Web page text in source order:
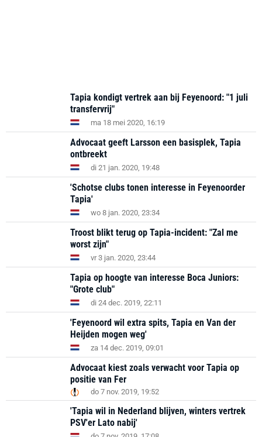
Tapia kondigt vertrek aan bij Feyenoord: "1 juli
transfervrij"
ma 18 mei 2020, 16:19
Advocaat geeft Larsson een basisplek, Tapia
ontbreekt
di 21 jan. 2020, 19:48
'Schotse clubs tonen interesse in Feyenoorder
Tapia'
wo 8 jan. 2020, 23:34
Troost blikt terug op Tapia-incident: "Zal me
worst zijn"
vr 3 jan. 2020, 23:44
Tapia op hoogte van interesse Boca Juniors:
"Grote club"
di 24 dec. 2019, 22:11
'Feyenoord wil extra spits, Tapia en Van der
Heijden mogen weg'
za 14 dec. 2019, 09:01
Advocaat kiest zoals verwacht voor Tapia op
positie van Fer
do 7 nov. 2019, 19:52
'Tapia wil in Nederland blijven, winters vertrek
PSV'er Lato nabij'